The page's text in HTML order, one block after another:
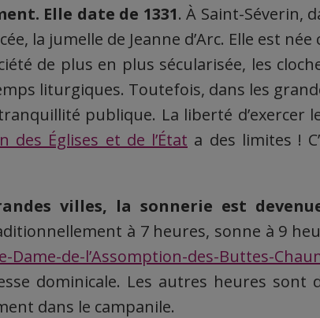
Elle date de 1331. À Saint-Séverin,
la jumelle de Jeanne d’Arc. Elle est
de plus en plus sécularisée, les
liturgiques. Toutefois, dans les
publique. La liberté d’exercer
des Églises et de l’État a des limites !
villes, la sonnerie est
à 7 heures, sonne à 9
de-l’Assomption-des-Buttes-
dominicale. Les autres heures sont
dans le campanile.